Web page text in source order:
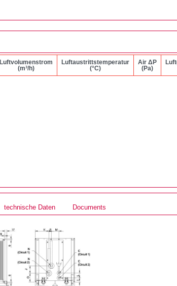
Luftvolumenstrom
(m³/h)
Luftaustrittstemperatur
(°C)
Air ΔP
(Pa)
technische Daten Documents